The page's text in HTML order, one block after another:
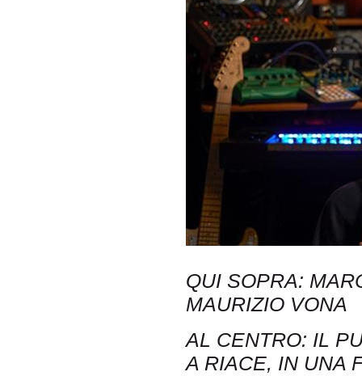
QUI SOPRA:
MAURIZIO VONA
AL CENTRO: IL
A RIACE, IN UNA